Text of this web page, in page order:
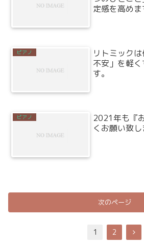
定感を高め
ピアノ
リトミック
不安」を軽
す。
ピアノ
2021年も『
くお願い致し
次のページ
1 2